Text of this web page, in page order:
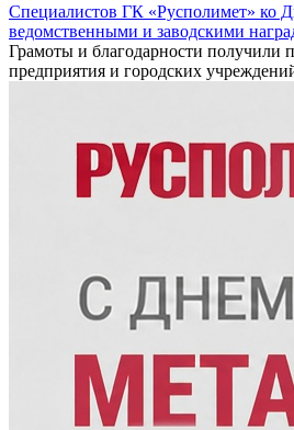
Специалистов ГК «Русполимет» ко
ведомственными и заводскими
Грамоты и благодарности получили
предприятия и городских